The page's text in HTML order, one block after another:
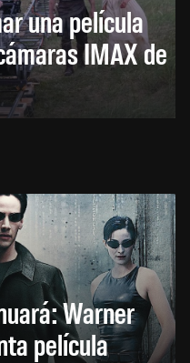
una película
IMAX de
Warner
película